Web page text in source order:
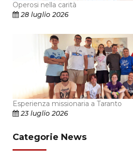
Operosi nella carità
28 luglio 2026
Esperienza missionaria a Taranto
23 luglio 2026
Categorie News